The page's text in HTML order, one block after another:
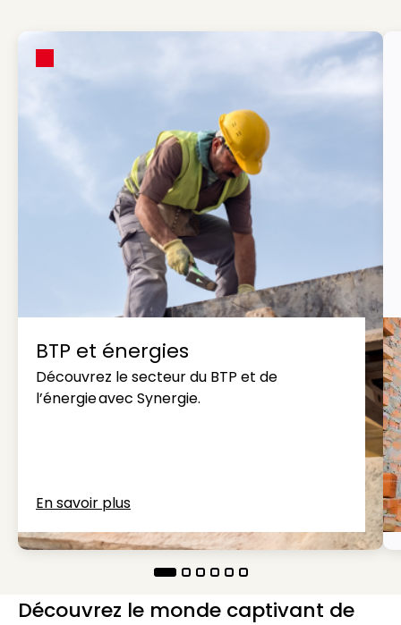
BTP et énergies
Découvrez le secteur du BTP et de
l’énergie avec Synergie.
En savoir plus
Découvrez le monde captivant de